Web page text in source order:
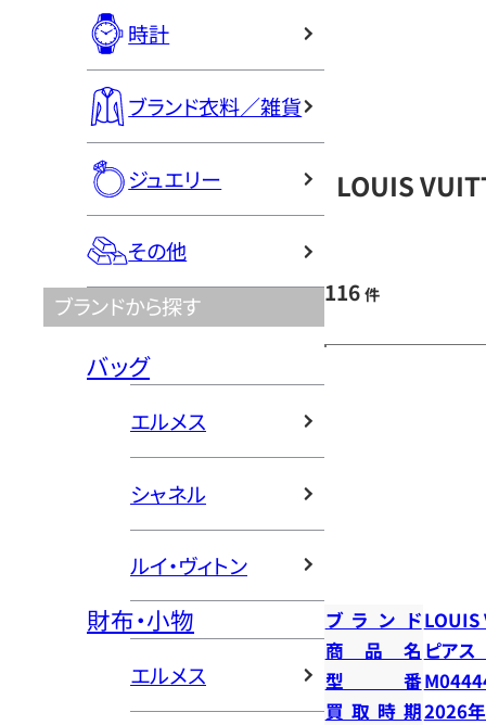
時計
ブランド衣料／雑貨
ジュエリー
その他
ブランドから探す
バッグ
エルメス
シャネル
ルイ・ヴィトン
財布・小物
エルメス
LOUIS
116 件
ブランドLOUIS
商品名 ピアス
型番
買取時期2026